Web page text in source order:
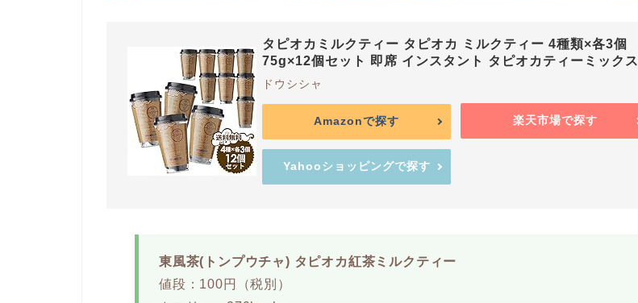
タピオカミルクティー タピオカ ミルクティー 4種類×各3個
75g×12個セット 即席 インスタント タピオカティーミックス
ドウシシャ
Amazonで探す 楽天市場で探す
Yahooショッピングで探す
東風茶(トンプウチャ) タピオカ紅茶ミルクティー
値段：100円（税別）